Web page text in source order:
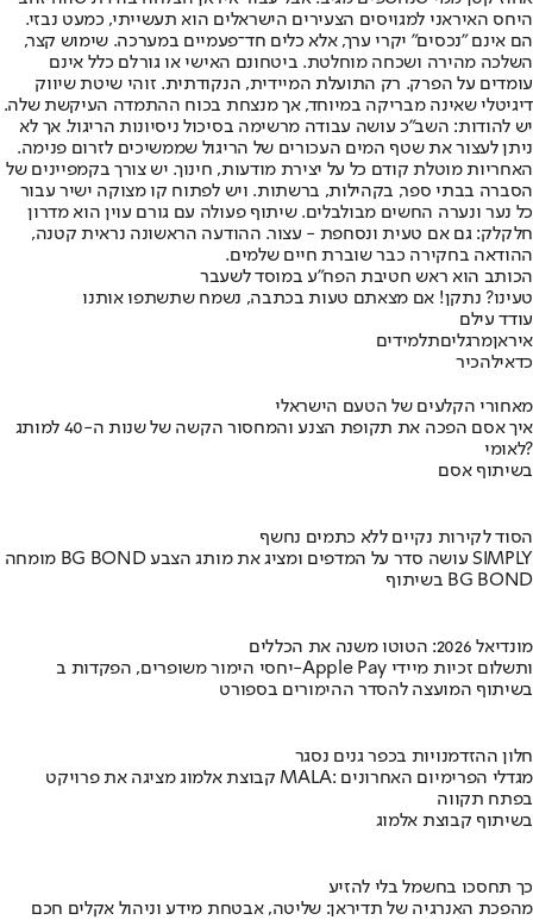
היחס האיראני למגויסים הצעירים הישראלים הוא תעשייתי, כמעט נבזי.
הם אינם "נכסים" יקרי ערך, אלא כלים חד־פעמיים במערכה. שימוש קצר,
השלכה מהירה ושכחה מוחלטת. ביטחונם האישי או גורלם כלל אינם
עומדים על הפרק. רק התועלת המיידית, הנקודתית. זוהי שיטת שיווק
דיגיטלי שאינה מבריקה במיוחד, אך מנצחת בכוח ההתמדה העיקשת שלה.
יש להודות: השב"כ עושה עבודה מרשימה בסיכול ניסיונות הריגול. אך לא
ניתן לעצור את שטף המים העכורים של הריגול שממשיכים לזרום פנימה.
האחריות מוטלת קודם כל על יצירת מודעות, חינוך. יש צורך בקמפיינים של
הסברה בבתי ספר, בקהילות, ברשתות. ויש לפתוח קו מצוקה ישיר עבור
כל נער ונערה החשים מבולבלים. שיתוף פעולה עם גורם עוין הוא מדרון
חלקלק: גם אם טעית ונסחפת - עצור. ההודעה הראשונה נראית קטנה,
ההודאה בחקירה כבר שוברת חיים שלמים.
הכותב הוא ראש חטיבת הפח"ע במוסד לשעבר
טעינו? נתקן! אם מצאתם טעות בכתבה, נשמח שתשתפו אותנו
עודד עילם
איראןמרגליםתלמידים
כדאילהכיר
מאחורי הקלעים של הטעם הישראלי
איך אסם הפכה את תקופת הצנע והמחסור הקשה של שנות ה-40 למותג
לאומי?
בשיתוף אסם
הסוד לקירות נקיים ללא כתמים נחשף
מומחה BG BOND עושה סדר על המדפים ומציג את מותג הצבע SIMPLY
בשיתוף BG BOND
מונדיאל 2026: הטוטו משנה את הכללים
יחסי הימור משופרים, הפקדות ב-Apple Pay ותשלום זכיות מיידי
בשיתוף המועצה להסדר ההימורים בספורט
חלון ההזדמנויות בכפר גנים נסגר
קבוצת אלמוג מציגה את פרויקט MALA: מגדלי הפרימיום האחרונים
בפתח תקווה
בשיתוף קבוצת אלמוג
כך תחסכו בחשמל בלי להזיע
מהפכת האנרגיה של תדיראן: שליטה, אבטחת מידע וניהול אקלים חכם